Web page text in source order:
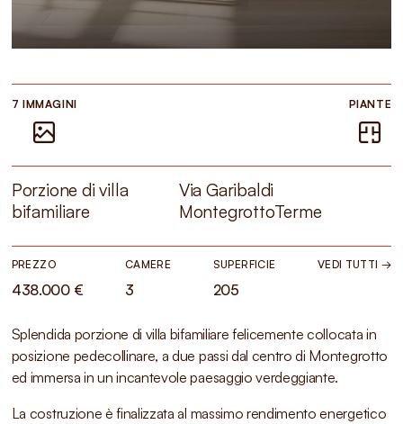
7 IMMAGINI PIANTE
Porzione di villa
bifamiliare
Via Garibaldi
MontegrottoTerme
PREZZO
438.000 €
CAMERE
3
SUPERFICIE
205
VEDI TUTTI →
Splendida porzione di villa bifamiliare felicemente collocata in
posizione pedecollinare, a due passi dal centro di Montegrotto
ed immersa in un incantevole paesaggio verdeggiante.
La costruzione è finalizzata al massimo rendimento energetico